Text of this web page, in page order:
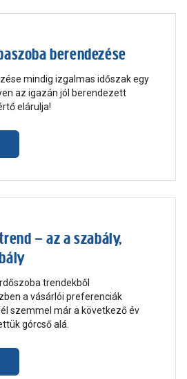
berendezése
mindig izgalmas időszak egy
az igazán jól berendezett
elárulja!
– az a szabály,
trendekből
a vásárlói preferenciák
szemmel már a következő év
górcső alá.